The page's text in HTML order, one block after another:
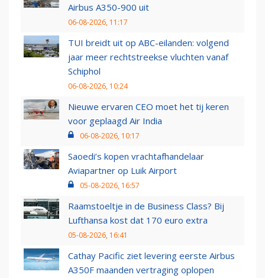
Airbus A350-900 uit
06-08-2026, 11:17
TUI breidt uit op ABC-eilanden: volgend
jaar meer rechtstreekse vluchten vanaf
Schiphol
06-08-2026, 10:24
Nieuwe ervaren CEO moet het tij keren
voor geplaagd Air India
06-08-2026, 10:17
Saoedi’s kopen vrachtafhandelaar
Aviapartner op Luik Airport
05-08-2026, 16:57
Raamstoeltje in de Business Class? Bij
Lufthansa kost dat 170 euro extra
05-08-2026, 16:41
Cathay Pacific ziet levering eerste Airbus
A350F maanden vertraging oplopen